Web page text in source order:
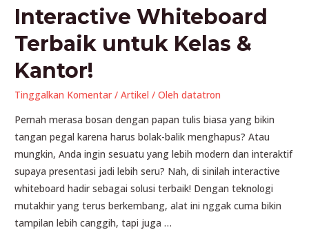
Interactive Whiteboard
Terbaik untuk Kelas &
Kantor!
Tinggalkan Komentar /Artikel / Olehdatatron
Pernah merasa bosan dengan papan tulis biasa yang bikin
tangan pegal karena harus bolak-balik menghapus? Atau
mungkin, Anda ingin sesuatu yang lebih modern dan interaktif
supaya presentasi jadi lebih seru? Nah, di sinilah interactive
whiteboard hadir sebagai solusi terbaik! Dengan teknologi
mutakhir yang terus berkembang, alat ini nggak cuma bikin
tampilan lebih canggih, tapi juga …